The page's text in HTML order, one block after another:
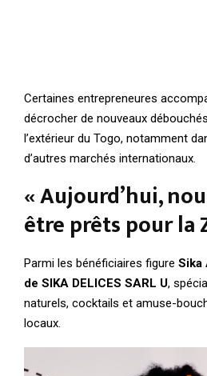
Certaines entrepreneures
décrocher de nouveaux
l’extérieur du Togo, notamment
d’autres marchés internationaux.
« Aujourd’hui,
être prêts pour la
Parmi les bénéficiaires figure Sika
de SIKA DELICES SARL U,
naturels, cocktails et amuse-
locaux.